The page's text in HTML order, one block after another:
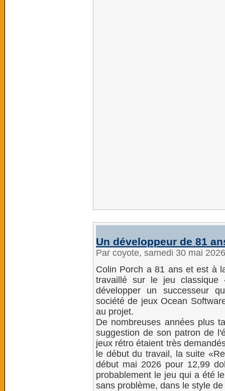
Un développeur de 81
Par coyote, samedi 30 mai
Colin Porch a 81 ans et est à
travaillé sur le jeu classique
développer un successeur
société de jeux Ocean
au projet.
De nombreuses années plus
suggestion de son patron de
jeux rétro étaient très
le début du travail, la suite
début mai 2026 pour 12,99
probablement le jeu qui a été
sans problème, dans le style de